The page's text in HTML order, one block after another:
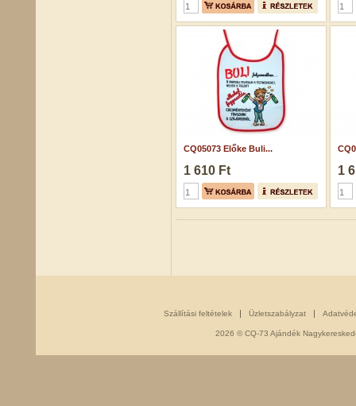
CQ05073 Előke Buli...
1 610 Ft 1
Szállítási feltételek Üzletszabályzat
2026 © CQ-73 Ajándék